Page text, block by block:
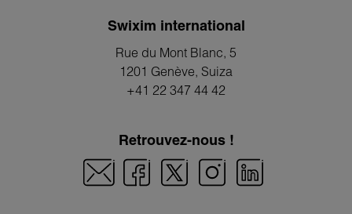
Swixim international
Rue du Mont Blanc, 5
1201 Genève, Suiza
+41 22 347 44 42
Retrouvez-nous !